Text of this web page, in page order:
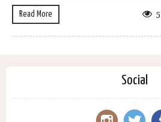
Read More
Social